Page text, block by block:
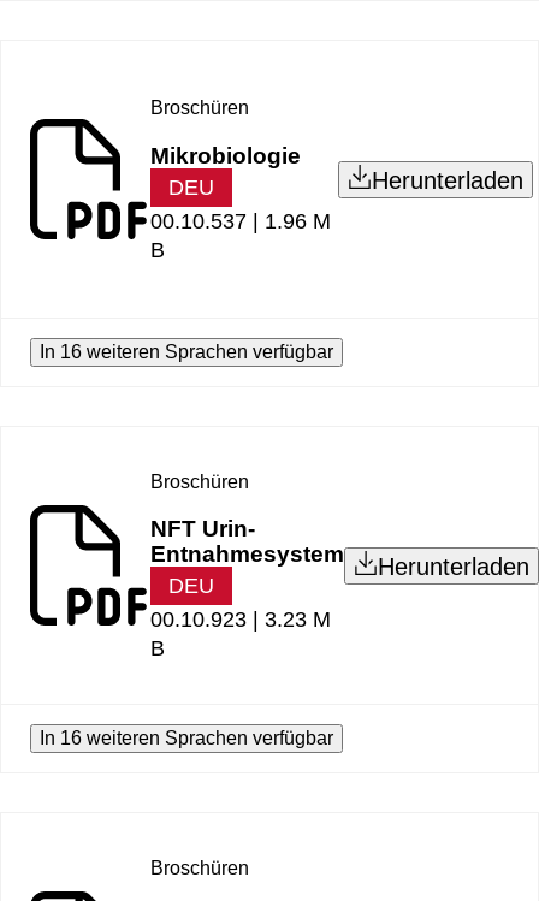
Broschüren
Mikrobiologie
DEU
00.10.537 | 1.96 M
B
Herunterladen
In 16 weiteren Sprachen verfügbar
Broschüren
NFT Urin-
Entnahmesystem
DEU
00.10.923 | 3.23 M
B
Herunterladen
In 16 weiteren Sprachen verfügbar
Broschüren